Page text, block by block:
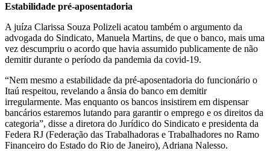
Estabilidade pré-aposentadoria
A juíza Clarissa Souza Polizeli acatou também o argumento da
advogada do Sindicato, Manuela Martins, de que o banco, mais uma
vez descumpriu o acordo que havia assumido publicamente de não
demitir durante o período da pandemia da covid-19.
“Nem mesmo a estabilidade da pré-aposentadoria do funcionário o
Itaú respeitou, revelando a ânsia do banco em demitir
irregularmente. Mas enquanto os bancos insistirem em dispensar
bancários estaremos lutando para garantir o emprego e os direitos da
categoria”, disse a diretora do Jurídico do Sindicato e presidenta da
Federa RJ (Federação das Trabalhadoras e Trabalhadores no Ramo
Financeiro do Estado do Rio de Janeiro), Adriana Nalesso.